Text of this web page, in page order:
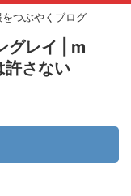
つぶやくブログ
グレイ | m
さない